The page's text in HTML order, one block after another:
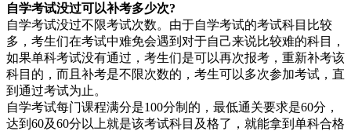
自学考试没过可以补考多少次?
自学考试没过不限考试次数。由于自学考试的考试科目比较
多，考生们在考试中难免会遇到对于自己来说比较难的科目，
如果单科考试没有通过，考生们是可以再次报考，重新补考该
科目的，而且补考是不限次数的，考生可以多次参加考试，直
到通过考试为止。
自学考试每门课程满分是100分制的，最低通关要求是60分，
达到60及60分以上就是该考试科目及格了，就能拿到单科合格